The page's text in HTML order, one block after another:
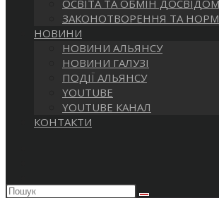
ОСВІТА ТА ОБМІН ДОСВІДОМ
ЗАКОНОТВОРЕННЯ ТА
НОВИНИ
НОВИНИ АЛЬЯНСУ
НОВИНИ ГАЛУЗІ
ПОДІЇ АЛЬЯНСУ
YOUTUBE
YOUTUBE КАНАЛ
КОНТАКТИ
Пошук